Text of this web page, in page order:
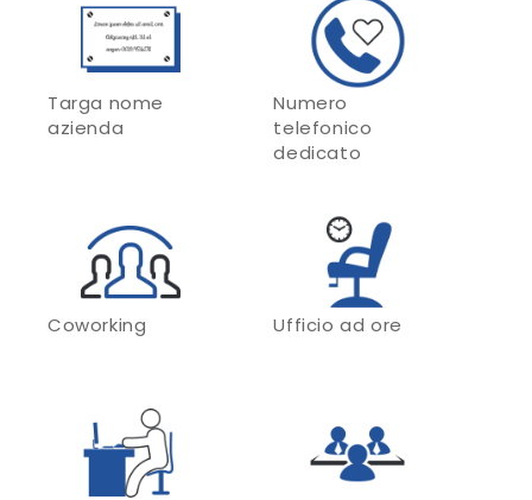
Targa nome
azienda
Numero
telefonico
dedicato
Coworking Ufficio ad ore